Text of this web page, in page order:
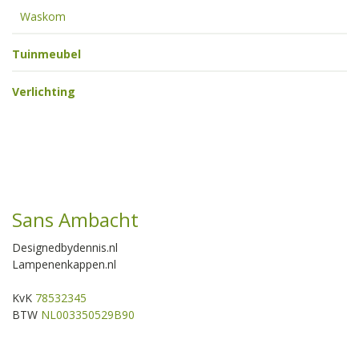
Waskom
Tuinmeubel
Verlichting
Sans Ambacht
Designedbydennis.nl
Lampenenkappen.nl
KvK 78532345
BTW NL003350529B90